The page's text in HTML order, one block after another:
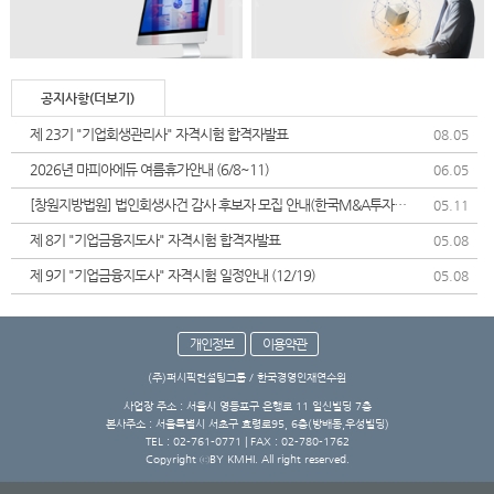
공지사항(더보기)
제 23기 "기업회생관리사" 자격시험 합격자발표 08.05
2026년 마피아에듀 여름휴가안내 (6/8~11) 06.05
[창원지방법원] 법인회생사건 감사 후보자 모집 안내(한국M&A투자협
회)
05.11
제 8기 "기업금융지도사" 자격시험 합격자발표 05.08
제 9기 "기업금융지도사" 자격시험 일정안내 (12/19) 05.08
개인정보 이용약관
(주)퍼시픽컨설팅그룹 / 한국경영인재연수원
사업장 주소 : 서울시 영등포구 은행로 11 일신빌딩 7층
본사주소 : 서울특별시 서초구 효령로95, 6층(방배동,우성빌딩)
TEL : 02-761-0771 | FAX : 02-780-1762
Copyright ⓒBY KMHI. All right reserved.